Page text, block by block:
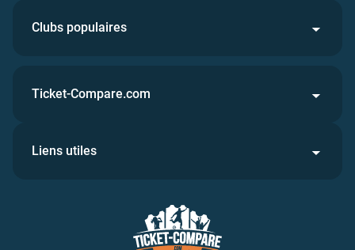
Clubs populaires
Ticket-Compare.com
Liens utiles